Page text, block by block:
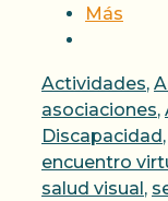
Más
Categorías
Actividades,
asociaciones,
Discapacidad ,
encuentro
salud visual ,